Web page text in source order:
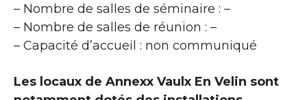
– Nombre de salles de séminaire : –
– Nombre de salles de réunion : –
– Capacité d’accueil : non communiqué
Les locaux de Annexx Vaulx En Velin sont